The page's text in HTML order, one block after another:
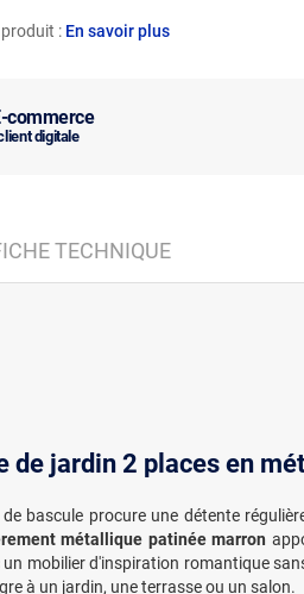
commerce
digitale
: En savoir plus
TECHNIQUE
de jardin 2 places en
bascule procure une détente
métallique patinée marron
mobilier d'inspiration romantique
à un jardin, une terrasse ou un salon.